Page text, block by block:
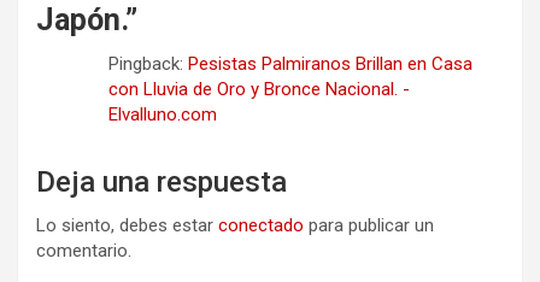
Japón.”
Pingback: Pesistas Palmiranos Brillan en Casa
con Lluvia de Oro y Bronce Nacional. -
Elvalluno.com
Deja una respuesta
Lo siento, debes estar conectado para publicar un
comentario.